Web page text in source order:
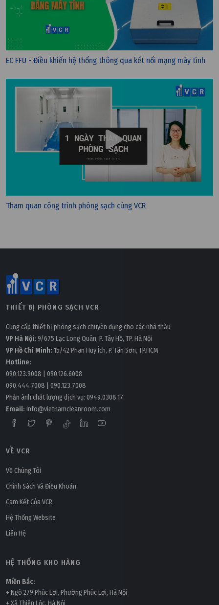
Thứ ba, 30/01/2024 | 15:14
Tiêu chuẩn nước sản xuất mỹ phẩm theo quy định
Thứ ba, 30/01/2024 | 14:56
quy định của Bộ Y Tế
Thứ sáu, 26/01/2024 | 11:15
Tổng quan về hệ thống xử lý nước thải sản xuất bia
EC FFU - Điều khiển hệ thống thông qua kết nối mạng máy tính
Tham quan công trình phòng sạch cùng VCR
THIẾT BỊ PHÒNG SẠCH VCR
Cung cấp thiết bị phòng sạch chuyên dụng cho các nhà thầu
VP Hà Nội: 9/675 Lạc Long Quân, P. Tây Hồ, TP. Hà Nội
VP Hồ Chí Minh: 15/42 Phan Huy Ích, P. Tân Sơn, TP.HCM
Hotline:
090.123.9008
090.126.6008
090.444.7008
090.123.7008
Phản ánh chất lượng dịch vụ: 0949.0308.17
Email: info@vietnamcleanroom.com
VỀ VCR
Về Chúng Tôi
Chính Sách Và Điều Khoản
Cam Kết Của VCR
Hệ Thống Website
Liên Hệ
HỆ THỐNG KHO HÀNG
Miền Bắc:
+ Ngõ 279 Phúc Lợi, Phường Phúc Lợi, Hà Nội
+ Xã Thiên Lộc, Hà Nội